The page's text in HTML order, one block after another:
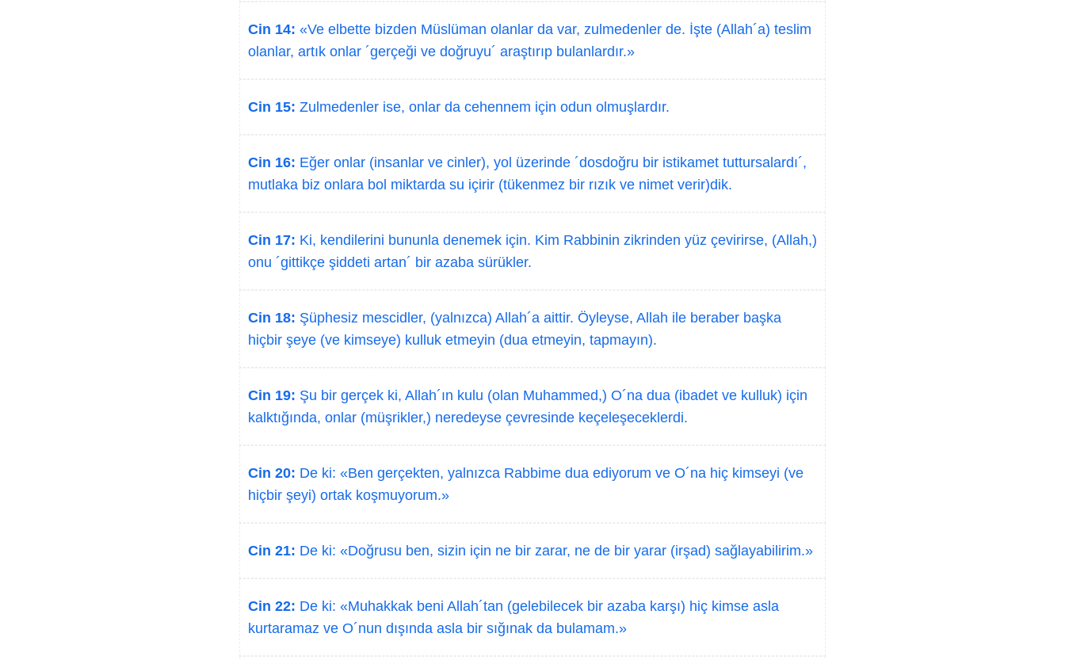
Cin 14: «Ve elbette bizden Müslüman olanlar da var, zulmedenler de. İşte (Allah´a) teslim
olanlar, artık onlar ´gerçeği ve doğruyu´ araştırıp bulanlardır.»
Cin 15: Zulmedenler ise, onlar da cehennem için odun olmuşlardır.
Cin 16: Eğer onlar (insanlar ve cinler), yol üzerinde ´dosdoğru bir istikamet tuttursalardı´,
mutlaka biz onlara bol miktarda su içirir (tükenmez bir rızık ve nimet verir)dik.
Cin 17: Ki, kendilerini bununla denemek için. Kim Rabbinin zikrinden yüz çevirirse, (Allah,)
onu ´gittikçe şiddeti artan´ bir azaba sürükler.
Cin 18: Şüphesiz mescidler, (yalnızca) Allah´a aittir. Öyleyse, Allah ile beraber başka
hiçbir şeye (ve kimseye) kulluk etmeyin (dua etmeyin, tapmayın).
Cin 19: Şu bir gerçek ki, Allah´ın kulu (olan Muhammed,) O´na dua (ibadet ve kulluk) için
kalktığında, onlar (müşrikler,) neredeyse çevresinde keçeleşeceklerdi.
Cin 20: De ki: «Ben gerçekten, yalnızca Rabbime dua ediyorum ve O´na hiç kimseyi (ve
hiçbir şeyi) ortak koşmuyorum.»
Cin 21: De ki: «Doğrusu ben, sizin için ne bir zarar, ne de bir yarar (irşad) sağlayabilirim.»
Cin 22: De ki: «Muhakkak beni Allah´tan (gelebilecek bir azaba karşı) hiç kimse asla
kurtaramaz ve O´nun dışında asla bir sığınak da bulamam.»